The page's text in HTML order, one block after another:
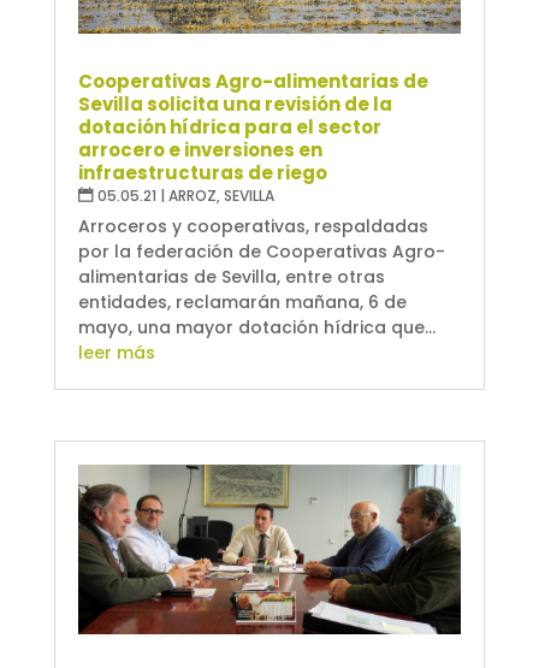
Cooperativas Agro-alimentarias de
Sevilla solicita una revisión de la
dotación hídrica para el sector
arrocero e inversiones en
infraestructuras de riego
05.05.21 | ARROZ,SEVILLA
Arroceros y cooperativas, respaldadas
por la federación de Cooperativas Agro-
alimentarias de Sevilla, entre otras
entidades, reclamarán mañana, 6 de
mayo, una mayor dotación hídrica que...
leer más